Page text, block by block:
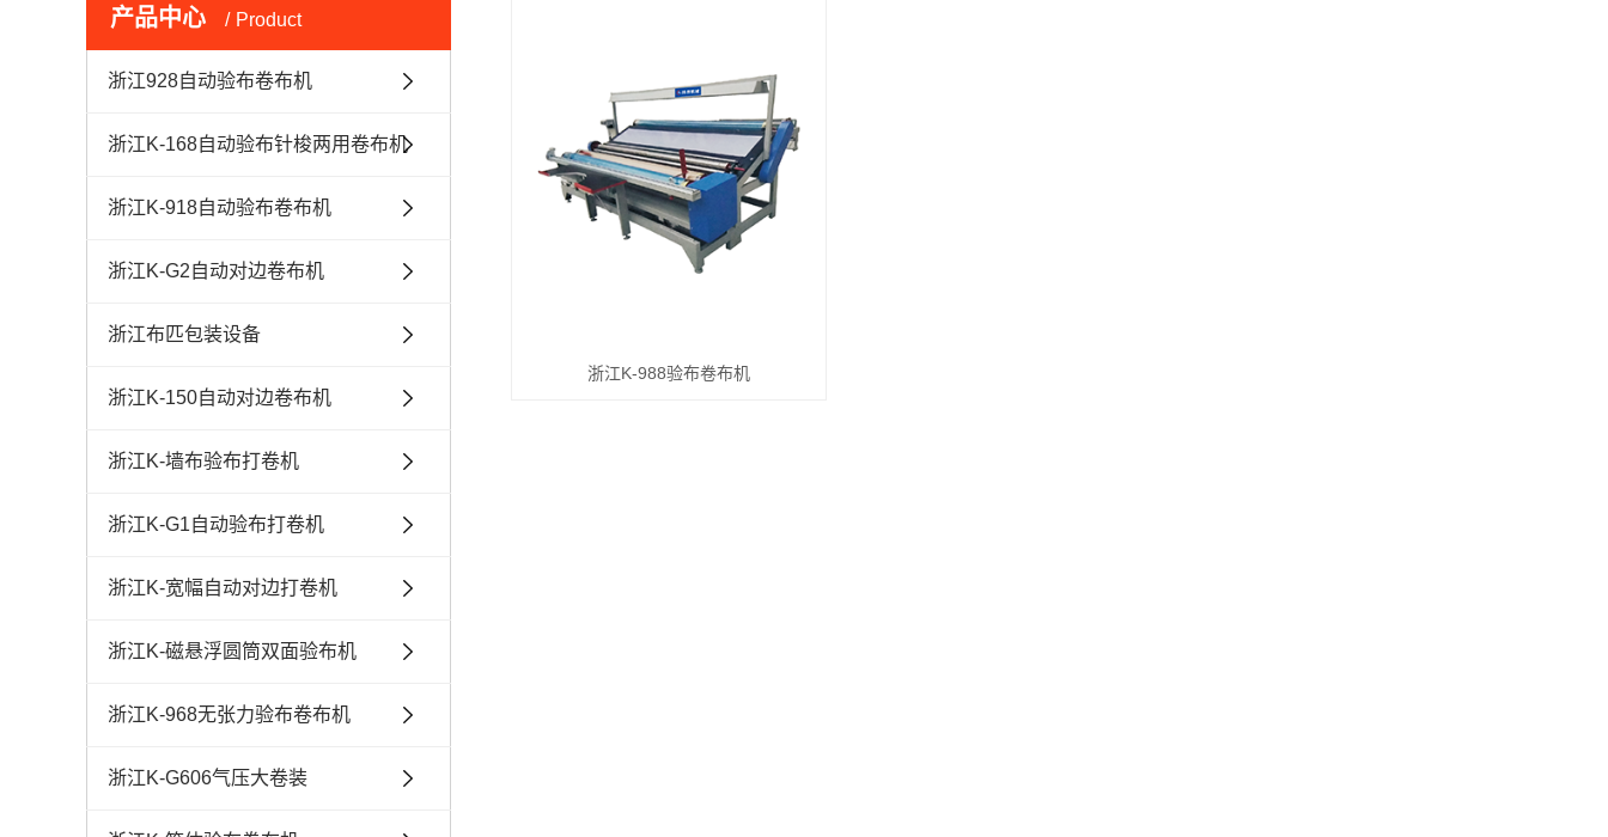
产品中心 Product
浙江928自动验布卷布机
浙江K-168自动验布针梭两用卷布机
浙江K-918自动验布卷布机
浙江K-G2自动对边卷布机
浙江布匹包装设备
浙江K-150自动对边卷布机
浙江K-墙布验布打卷机
浙江K-G1自动验布打卷机
浙江K-宽幅自动对边打卷机
浙江K-磁悬浮圆筒双面验布机
浙江K-968无张力验布卷布机
浙江K-G606气压大卷装
浙江K-988验布卷布机